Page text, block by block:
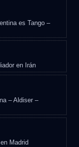
es Tango –
en Irán
– Aldiser –
Madrid